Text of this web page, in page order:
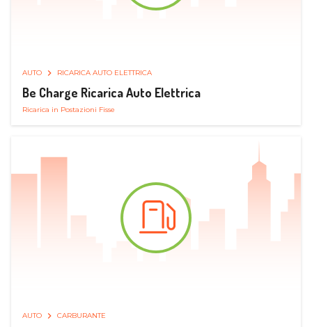
AUTO RICARICA AUTO ELETTRICA
Be Charge Ricarica Auto Elettrica
Ricarica in Postazioni Fisse
AUTO CARBURANTE